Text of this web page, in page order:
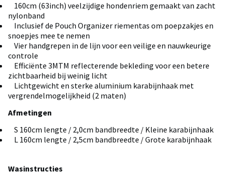
160cm (63inch) veelzijdige hondenriem gemaakt van zacht
nylonband
Inclusief de Pouch Organizer riementas om poepzakjes en
snoepjes mee te nemen
Vier handgrepen in de lijn voor een veilige en nauwkeurige
controle
Efficiënte 3MTM reflecterende bekleding voor een betere
zichtbaarheid bij weinig licht
Lichtgewicht en sterke aluminium karabijnhaak met
vergrendelmogelijkheid (2 maten)
Afmetingen
S 160cm lengte / 2,0cm bandbreedte / Kleine karabijnhaak
L 160cm lengte / 2,5cm bandbreedte / Grote karabijnhaak
Wasinstructies